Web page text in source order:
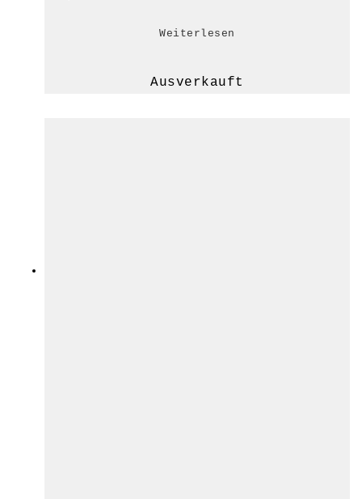
Weiterlesen
Ausverkauft